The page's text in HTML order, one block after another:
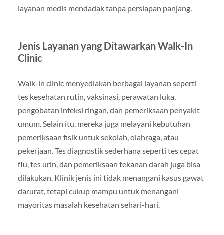
layanan medis mendadak tanpa persiapan panjang.
Jenis Layanan yang Ditawarkan Walk-In
Clinic
Walk-in clinic menyediakan berbagai layanan seperti
tes kesehatan rutin, vaksinasi, perawatan luka,
pengobatan infeksi ringan, dan pemeriksaan penyakit
umum. Selain itu, mereka juga melayani kebutuhan
pemeriksaan fisik untuk sekolah, olahraga, atau
pekerjaan. Tes diagnostik sederhana seperti tes cepat
flu, tes urin, dan pemeriksaan tekanan darah juga bisa
dilakukan. Klinik jenis ini tidak menangani kasus gawat
darurat, tetapi cukup mampu untuk menangani
mayoritas masalah kesehatan sehari-hari.